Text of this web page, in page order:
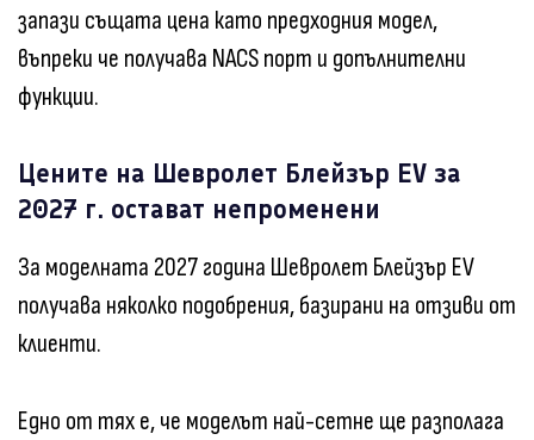
запази същата цена като предходния модел,
въпреки че получава NACS порт и допълнителни
функции.
Цените на Шевролет Блейзър EV за
2027 г. остават непроменени
За моделната 2027 година Шевролет Блейзър EV
получава няколко подобрения, базирани на отзиви от
клиенти.
Едно от тях е, че моделът най-сетне ще разполага